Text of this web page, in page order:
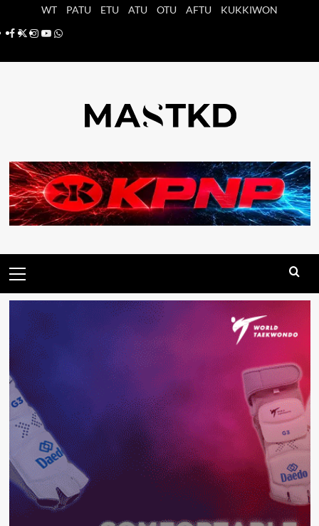
WT PATU ETU ATU OTU AFTU
KUKKIWON
Facebook
X Instagram
YouTube
Whatsapp
principal